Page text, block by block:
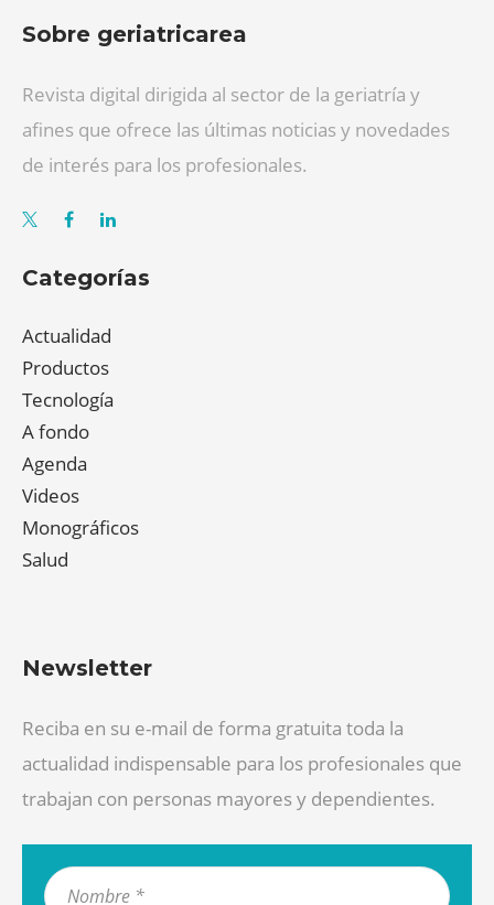
Sobre geriatricarea
Revista digital dirigida al sector de la geriatría y
afines que ofrece las últimas noticias y novedades
de interés para los profesionales.
Categorías
Actualidad
Productos
Tecnología
A fondo
Agenda
Videos
Monográficos
Salud
Newsletter
Reciba en su e-mail de forma gratuita toda la
actualidad indispensable para los profesionales que
trabajan con personas mayores y dependientes.